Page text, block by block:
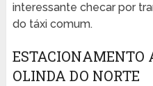
interessante checar por
do táxi comum.
ESTACIONAMENTO
OLINDA DO NORTE